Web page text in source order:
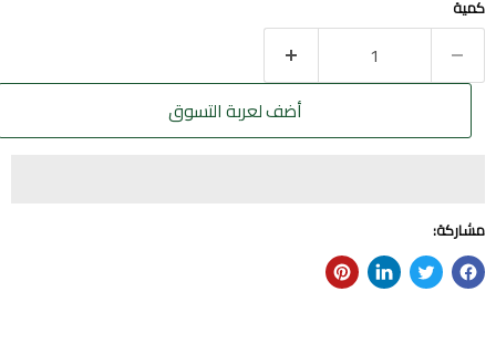
كمية
أضف لعربة التسوق
مشاركة: